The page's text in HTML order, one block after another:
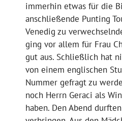
immerhin etwas für die
anschließende Punting
Venedig zu
ging vor allem für Frau
gut aus. Schließlich hat
von einem englischen
Nummer gefragt zu
noch Herrn Geraci als
haben. Den Abend